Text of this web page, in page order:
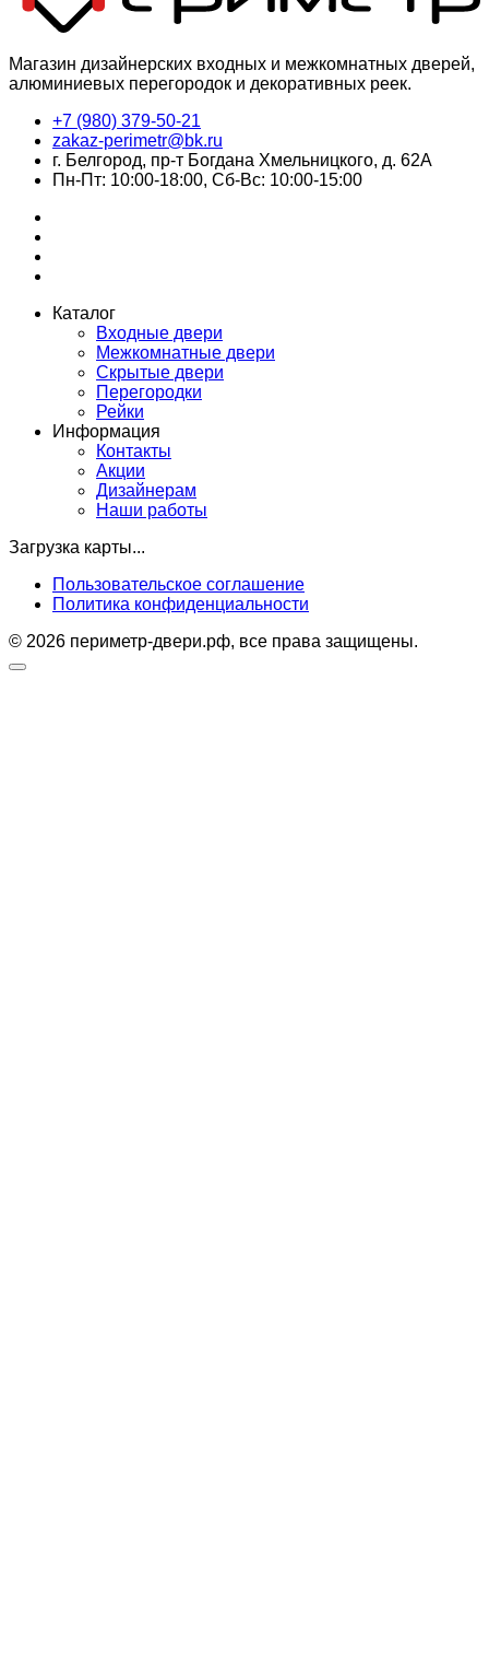
Магазин дизайнерских входных и межкомнатных дверей,
алюминиевых перегородок и декоративных реек.
+7 (980) 379-50-21
zakaz-perimetr@bk.ru
г. Белгород, пр-т Богдана Хмельницкого, д. 62А
Пн-Пт: 10:00-18:00, Сб-Вс: 10:00-15:00
Каталог
Входные двери
Межкомнатные двери
Скрытые двери
Перегородки
Рейки
Информация
Контакты
Акции
Дизайнерам
Наши работы
Загрузка карты...
Пользовательское соглашение
Политика конфиденциальности
© 2026 периметр-двери.рф, все права защищены.